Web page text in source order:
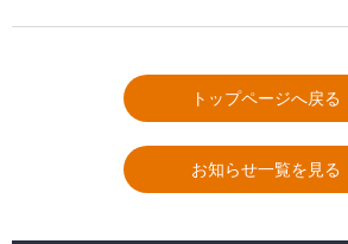
トップページへ戻る
お知らせ一覧を見る